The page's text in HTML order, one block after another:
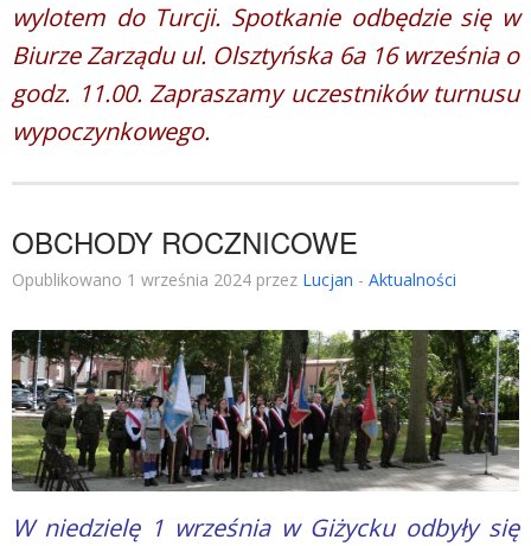
wylotem do Turcji. Spotkanie odbędzie się w
Biurze Zarządu ul. Olsztyńska 6a 16 września o
godz. 11.00. Zapraszamy uczestników turnusu
wypoczynkowego.
OBCHODY ROCZNICOWE
Opublikowano 1 września 2024 przez Lucjan - Aktualności
W niedzielę 1 września w Giżycku odbyły się